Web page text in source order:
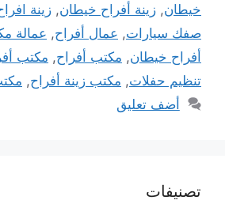
خيطان, زينة أفراح خيطان, زينة
صفك سيارات, عمال أفراح, عمالة
أفراح خيطان, مكتب أفراح, مكتب
تنظيم حفلات, مكتب زينة أفراح,
أضف تعليق
تصنيفات